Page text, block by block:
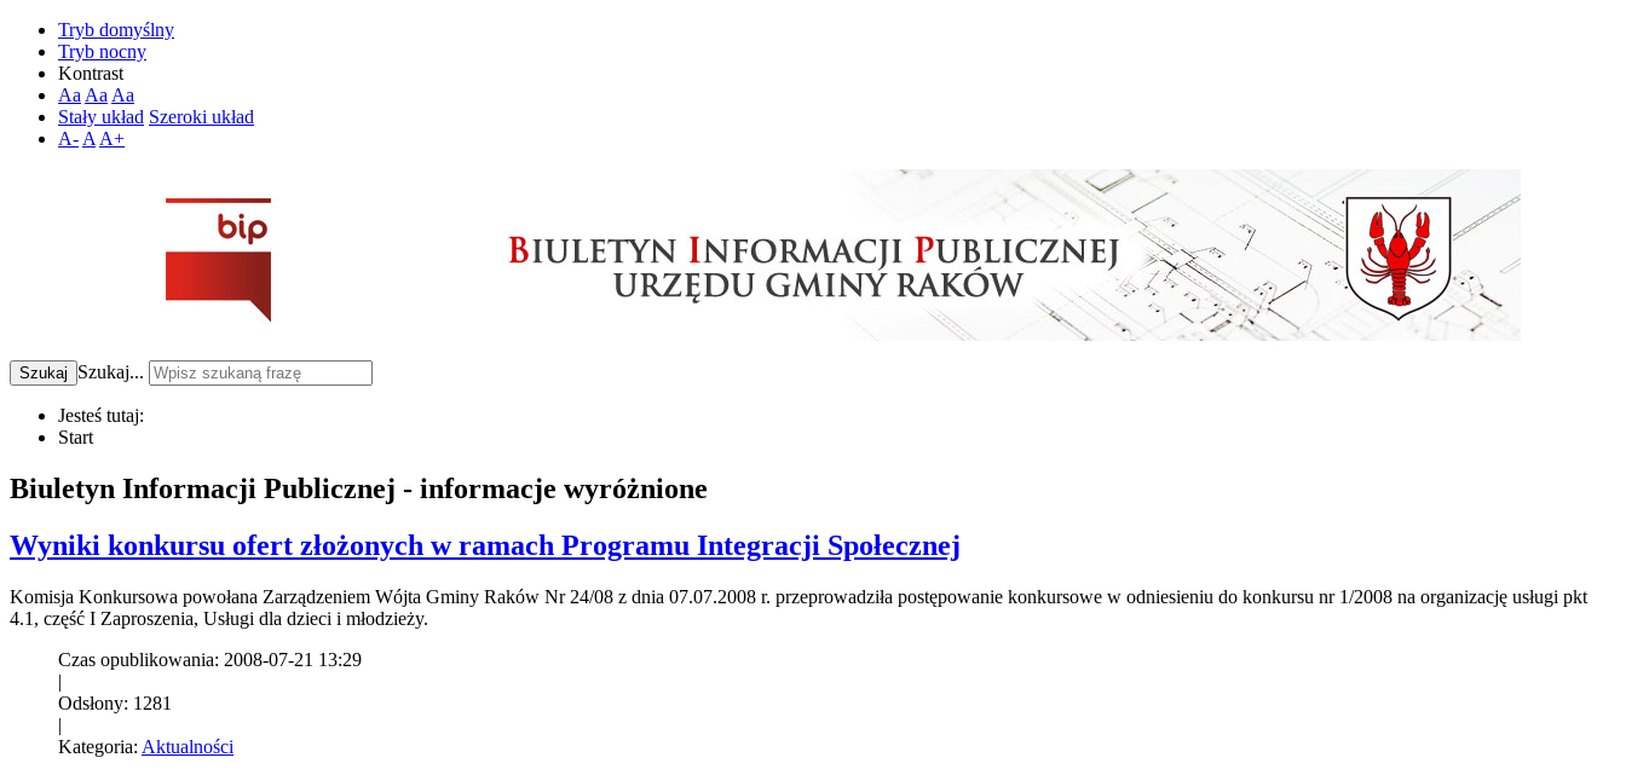
Tryb domyślny
Tryb nocny
Kontrast
Aa Aa Aa
Stały układ Szeroki układ
A- A A+
Szukaj Szukaj...
Jesteś tutaj:
Start
Biuletyn Informacji Publicznej - informacje wyróżnione
Wyniki konkursu ofert złożonych w ramach Programu Integracji Społecznej
Komisja Konkursowa powołana Zarządzeniem Wójta Gminy Raków Nr 24/08 z dnia 07.07.2008 r. przeprowadziła postępowanie konkursowe w odniesieniu do konkursu nr 1/2008 na organizację usługi pkt
4.1, część I Zaproszenia, Usługi dla dzieci i młodzieży.
Czas opublikowania: 2008-07-21 13:29
|
Odsłony: 1281
|
Kategoria: Aktualności